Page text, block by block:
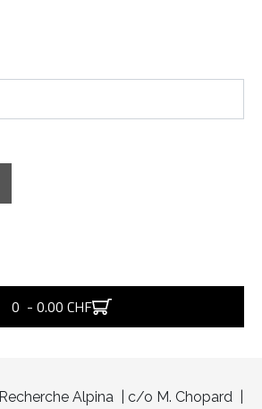
0 - 0.00 CHF
Alpina | c/o M. Chopard |